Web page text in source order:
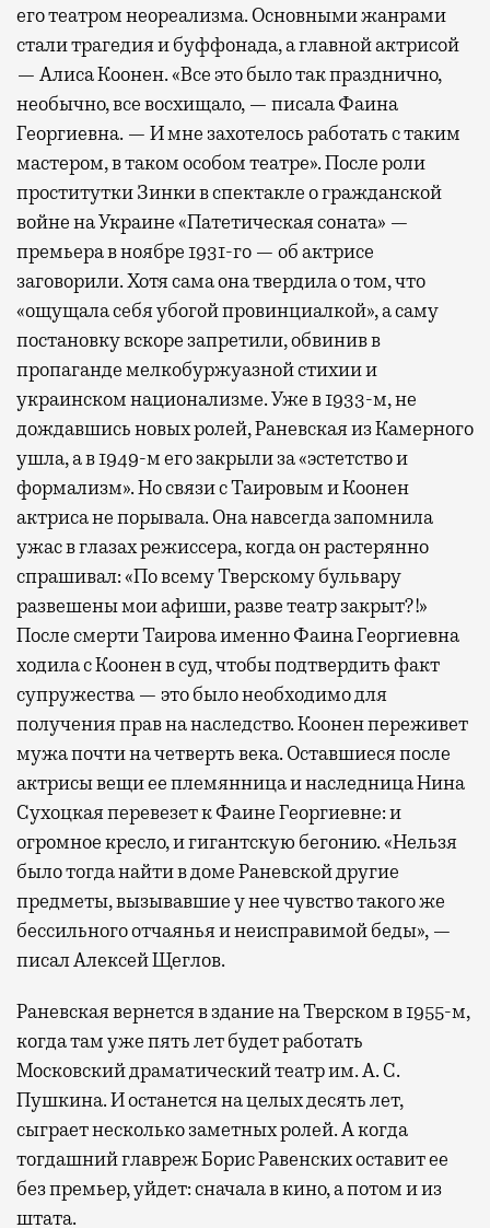
его театром неореализма. Основными жанрами
стали трагедия и буффонада, а главной актрисой
— Алиса Коонен. «Все это было так празднично,
необычно, все восхищало, — писала Фаина
Георгиевна. — И мне захотелось работать с таким
мастером, в таком особом театре». После роли
проститутки Зинки в спектакле о гражданской
войне на Украине «Патетическая соната» —
премьера в ноябре 1931-го — об актрисе
заговорили. Хотя сама она твердила о том, что
«ощущала себя убогой провинциалкой», а саму
постановку вскоре запретили, обвинив в
пропаганде мелкобуржуазной стихии и
украинском национализме. Уже в 1933-м, не
дождавшись новых ролей, Раневская из Камерного
ушла, а в 1949-м его закрыли за «эстетство и
формализм». Но связи с Таировым и Коонен
актриса не порывала. Она навсегда запомнила
ужас в глазах режиссера, когда он растерянно
спрашивал: «По всему Тверскому бульвару
развешены мои афиши, разве театр закрыт?!»
После смерти Таирова именно Фаина Георгиевна
ходила с Коонен в суд, чтобы подтвердить факт
супружества — это было необходимо для
получения прав на наследство. Коонен переживет
мужа почти на четверть века. Оставшиеся после
актрисы вещи ее племянница и наследница Нина
Сухоцкая перевезет к Фаине Георгиевне: и
огромное кресло, и гигантскую бегонию. «Нельзя
было тогда найти в доме Раневской другие
предметы, вызывавшие у нее чувство такого же
бессильного отчаянья и неисправимой беды», —
писал Алексей Щеглов.
Раневская вернется в здание на Тверском в 1955-м,
когда там уже пять лет будет работать
Московский драматический театр им. А. С.
Пушкина. И останется на целых десять лет,
сыграет несколько заметных ролей. А когда
тогдашний главреж Борис Равенских оставит ее
без премьер, уйдет: сначала в кино, а потом и из
штата.